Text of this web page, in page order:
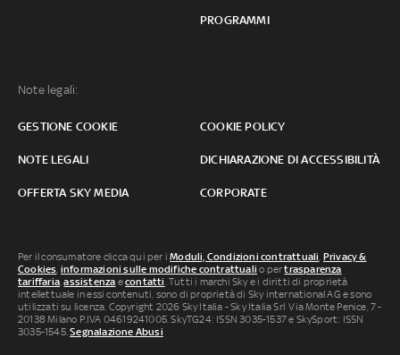
PROGRAMMI
Note legali:
GESTIONE COOKIE COOKIE POLICY
NOTE LEGALI DICHIARAZIONE DI ACCESSIBILITÀ
OFFERTA SKY MEDIA CORPORATE
Per il consumatore clicca qui per iModuli, Condizioni contrattuali, Privacy &
Cookies, informazioni sulle modifiche contrattuali o pertrasparenza
tariffaria,assistenza econtatti. Tutti i marchi Sky e i diritti di proprietà
intellettuale in essi contenuti, sono di proprietà di Sky international AG e sono
utilizzati su licenza. Copyright 2026 Sky Italia - Sky Italia Srl Via Monte Penice, 7 -
20138 Milano P.IVA 04619241005. SkyTG24: ISSN 3035-1537 e SkySport: ISSN
3035-1545.Segnalazione Abusi